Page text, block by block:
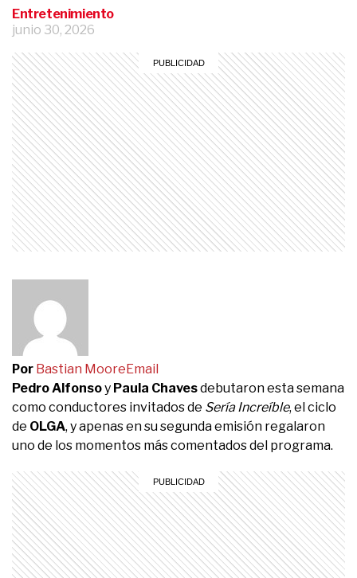
Entretenimiento
junio 30, 2026
Por Bastian MooreEmail
Pedro Alfonsoy Paula Chavesdebutaron esta semana
como conductores invitados de Sería Increíble, el ciclo
de OLGA, y apenas en su segunda emisión regalaron
uno de los momentos más comentados del programa.